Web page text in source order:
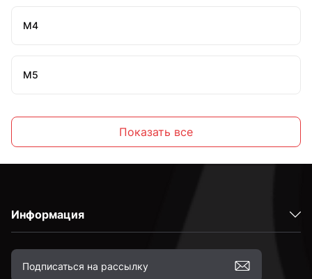
М4
М5
М10
М12
Показать все
Информация